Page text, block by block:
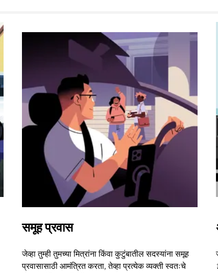
समूह प्रवास
जेव्हा तुम्ही तुमच्या मित्रांना किंवा कुटुंबातील सदस्यांना समूह
प्रवासासाठी आमंत्रित करता, तेव्हा प्रत्येक व्यक्ती स्वतःचे